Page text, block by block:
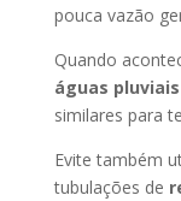
pouca vazão
Quando
águas pluviais
similares para
Evite também
tubulações de